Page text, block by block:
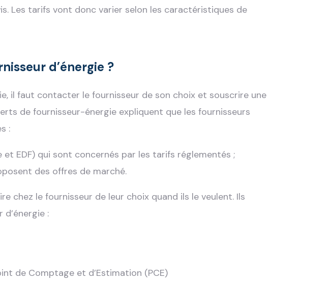
Les tarifs vont donc varier selon les caractéristiques de
d’énergie ?
il faut contacter le fournisseur de son choix et souscrire une
de fournisseur-énergie expliquent que les fournisseurs
:
et EDF) qui sont concernés par les tarifs réglementés ;
des offres de marché.
chez le fournisseur de leur choix quand ils le veulent. Ils
:
de Comptage et d’Estimation (PCE)